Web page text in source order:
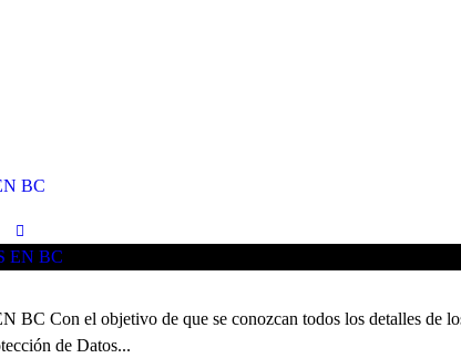
BC
Con el objetivo de que se conozcan todos los detalles de
de Datos...